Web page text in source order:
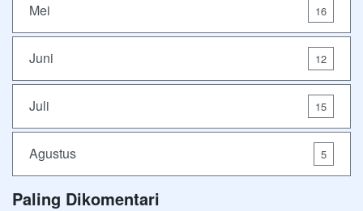
Mei 16
Juni 12
Juli 15
Agustus 5
Paling Dikomentari